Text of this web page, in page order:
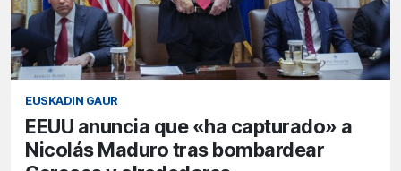
EUSKADIN GAUR
EEUU anuncia que «ha capturado» a
Nicolás Maduro tras bombardear